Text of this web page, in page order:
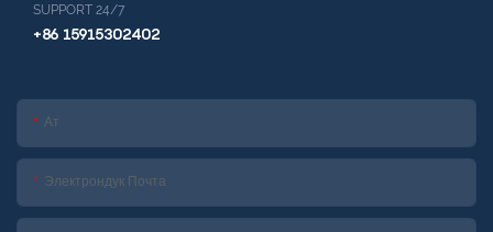
SUPPORT 24/7
+86 15915302402
Ат
Электрондук Почта